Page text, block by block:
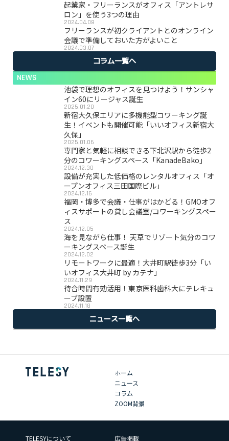
起業家・フリーランスがオフィス「アントレサ
ロン」を使う3つの理由
2024.04.08
フリーランスが初クライアントとのオンライン
会議で準備しておいた方がよいこと
2024.03.07
コラム一覧へ
NEWS
池袋で理想のオフィスを見つけよう！サンシャ
イン60にリージャス誕生
2025.01.20
新宿大久保エリアに多機能型コワーキング誕
生！イベントも開催可能「いいオフィス新宿大
久保」
2025.01.06
専門家と気軽に相談できる下北沢駅から徒歩2
分のコワーキングスペース「KanadeBako」
2024.12.30
設備が充実した低価格のレンタルオフィス「オ
ープンオフィス三田国際ビル」
2024.12.16
福岡・博多で会議・仕事がはかどる！GMOオフ
ィスサポートの貸し会議室/コワーキングスペー
ス
2024.12.05
海を見ながら仕事！ 天草でリゾート気分のコワ
ーキングスペース誕生
2024.12.02
リモートワークに最適！大井町駅徒歩3分「い
いオフィス大井町 by カテナ」
2024.11.29
待合時間有効活用！東京医科歯科大にテレキュ
ーブ設置
2024.11.18
ニュース一覧へ
ホーム
ニュース
コラム
ZOOM背景
TELESYについて 広告掲載